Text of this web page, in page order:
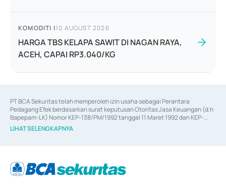
KOMODITI |10 AUGUST 2026
HARGA TBS KELAPA SAWIT DI NAGAN RAYA,
ACEH, CAPAI RP3.040/KG
PT BCA Sekuritas telah memperoleh izin usaha sebagai Perantara
Pedagang Efek berdasarkan surat keputusan Otoritas Jasa Keuangan (d.h
Bapepam-LK) Nomor KEP-138/PM/1992 tanggal 11 Maret 1992 dan KEP-
06/D.04/2014 tanggal 28 Februari 2014, izin usaha sebagai Penjamin Emisi
Efek berdasarkan surat keputusan Otoritas Jasa Keuangan Nomor KEP-
berdasarkan surat keputusan Otoritas Jasa Keuangan Nomor S-
67/PM.21/2017 tanggal 3 Februari 2017, dan beberapa izin usaha lainnya
LIHAT SELENGKAPNYA